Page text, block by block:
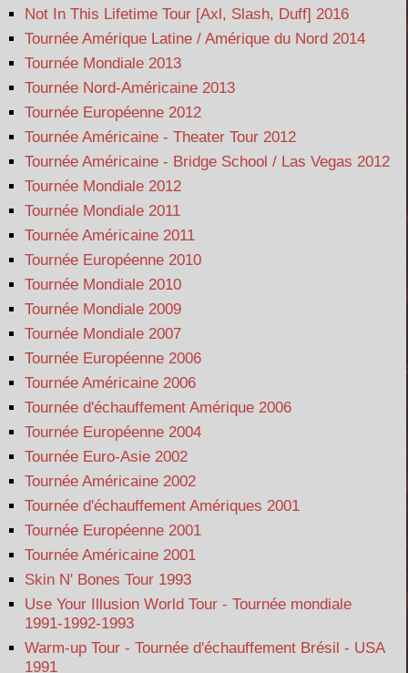
Not In This Lifetime Tour [Axl, Slash, Duff] 2016
Tournée Amérique Latine / Amérique du Nord 2014
Tournée Mondiale 2013
Tournée Nord-Américaine 2013
Tournée Européenne 2012
Tournée Américaine - Theater Tour 2012
Tournée Américaine - Bridge School / Las Vegas 2012
Tournée Mondiale 2012
Tournée Mondiale 2011
Tournée Américaine 2011
Tournée Européenne 2010
Tournée Mondiale 2010
Tournée Mondiale 2009
Tournée Mondiale 2007
Tournée Européenne 2006
Tournée Américaine 2006
Tournée d'échauffement Amérique 2006
Tournée Européenne 2004
Tournée Euro-Asie 2002
Tournée Américaine 2002
Tournée d'échauffement Amériques 2001
Tournée Européenne 2001
Tournée Américaine 2001
Skin N' Bones Tour 1993
Use Your Illusion World Tour - Tournée mondiale
1991-1992-1993
Warm-up Tour - Tournée d'échauffement Brésil - USA
1991